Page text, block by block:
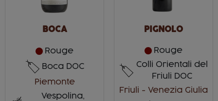
BOCA
Rouge
Boca DOC
Piemonte
Vespolina,
PIGNOLO
Rouge
Colli Orientali del
Friuli DOC
Friuli - Venezia Giulia